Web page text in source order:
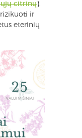
citrinų).
ir
eterinių